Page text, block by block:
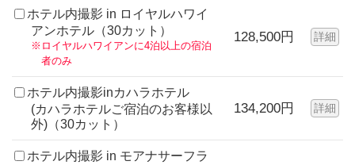
ホテル内撮影 in ロイヤルハワイ
アンホテル（30カット）
※ロイヤルハワイアンに4泊以上の宿泊
者のみ
128,500円 詳細
ホテル内撮影inカハラホテル
(カハラホテルご宿泊のお客様以
外)（30カット）
134,200円 詳細
ホテル内撮影 in モアナサーフラ